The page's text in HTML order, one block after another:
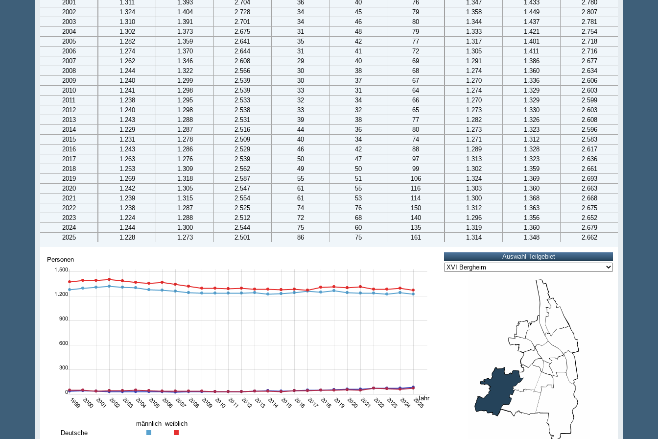
2001 1.311 1.393 2.704 36 40 76 1.347 1.433
2.780
2002
1.324 1.404 2.728 34 45 79 1.358 1.449
2.807
2003
1.310 1.391 2.701 34 46 80 1.344 1.437
2.781
2004
1.302 1.373 2.675 31 48 79 1.333 1.421
2.754
2005
1.282 1.359 2.641 35 42 77 1.317 1.401
2.718
2006
1.274 1.370 2.644 31 41 72 1.305 1.411
2.716
2007
1.262 1.346 2.608 29 40 69 1.291 1.386
2.677
2008
1.244 1.322 2.566 30 38 68 1.274 1.360
2.634
2009
1.240 1.299 2.539 30 37 67 1.270 1.336
2.606
2010
1.241 1.298 2.539 33 31 64 1.274 1.329
2.603
2011
1.238 1.295 2.533 32 34 66 1.270 1.329
2.599
2012
1.240 1.298 2.538 33 32 65 1.273 1.330
2.603
2013
1.243 1.288 2.531 39 38 77 1.282 1.326
2.608
2014
1.229 1.287 2.516 44 36 80 1.273 1.323
2.596
2015
1.231 1.278 2.509 40 34 74 1.271 1.312
2.583
2016
1.243 1.286 2.529 46 42 88 1.289 1.328
2.617
2017
1.263 1.276 2.539 50 47 97 1.313 1.323
2.636
2018
1.253 1.309 2.562 49 50 99 1.302 1.359
2.661
2019
1.269 1.318 2.587 55 51 106 1.324 1.369
2.693
2020
1.242 1.305 2.547 61 55 116 1.303 1.360
2.663
2021
1.239 1.315 2.554 61 53 114 1.300 1.368
2.668
2022
1.238 1.287 2.525 74 76 150 1.312 1.363
2.675
2023
1.224 1.288 2.512 72 68 140 1.296 1.356
2.652
2024
1.244 1.300 2.544 75 60 135 1.319 1.360
2.679
2025
1.228 1.273 2.501 86 75 161 1.314 1.348 2.662
männlich weiblich
Deutsche